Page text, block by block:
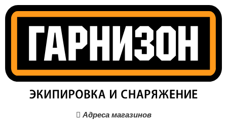
 Адреса магазинов